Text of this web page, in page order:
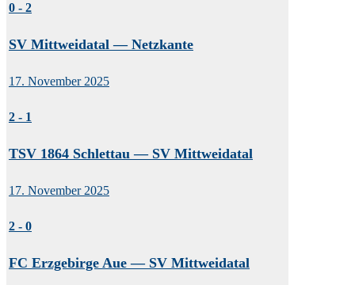
0 - 2
SV Mittweidatal — Netzkante
17. November 2025
2 - 1
TSV 1864 Schlettau — SV Mittweidatal
17. November 2025
2 - 0
FC Erzgebirge Aue — SV Mittweidatal